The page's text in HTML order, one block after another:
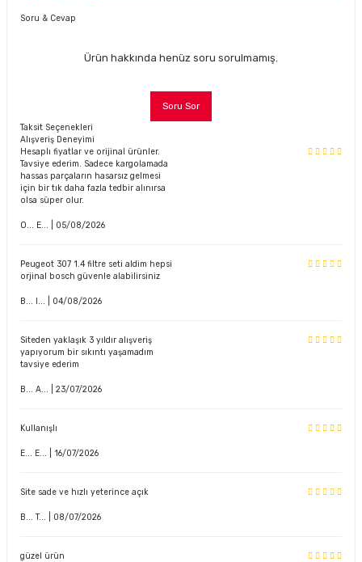
Soru & Cevap
Ürün hakkında henüz soru sorulmamış.
Soru Sor
Taksit Seçenekleri
Alışveriş Deneyimi
Hesaplı fiyatlar ve orijinal ürünler.
Tavsiye ederim. Sadece kargolamada
hassas parçaların hasarsız gelmesi
için bir tık daha fazla tedbir alınırsa
olsa süper olur.
O... E... | 05/08/2026
Peugeot 307 1.4 filtre seti aldim hepsi
orjinal bosch güvenle alabilirsiniz
B... I... | 04/08/2026
Siteden yaklaşık 3 yıldır alışveriş
yapıyorum bir sıkıntı yaşamadım
tavsiye ederim
B... A... | 23/07/2026
Kullanışlı
E... E... | 16/07/2026
Site sade ve hızlı yeterince açık
B... T... | 08/07/2026
güzel ürün